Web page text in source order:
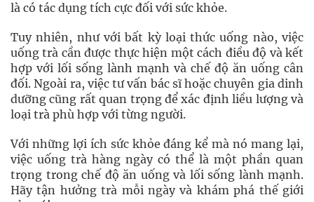
là có tác dụng tích cực đối với sức khỏe.
Tuy nhiên, như với bất kỳ loại thức uống nào, việc
uống trà cần được thực hiện một cách điều độ và kết
hợp với lối sống lành mạnh và chế độ ăn uống cân
đối. Ngoài ra, việc tư vấn bác sĩ hoặc chuyên gia dinh
dưỡng cũng rất quan trọng để xác định liều lượng và
loại trà phù hợp với từng người.
Với những lợi ích sức khỏe đáng kể mà nó mang lại,
việc uống trà hàng ngày có thể là một phần quan
trọng trong chế độ ăn uống và lối sống lành mạnh.
Hãy tận hưởng trà mỗi ngày và khám phá thế giới